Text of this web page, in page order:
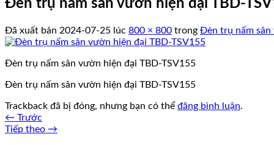
Đèn trụ nấm sân vườn hiện đại TBD-
Đã xuất bản 2024-07-25 lúc 800 × 800 trong Đèn trụ nấm sân
Đèn trụ nấm sân vườn hiện đại TBD-TSV155
Đèn trụ nấm sân vườn hiện đại TBD-TSV155
Trackback đã bị đóng, nhưng bạn có thể đăng bình luận.
← Trước
Tiếp theo →